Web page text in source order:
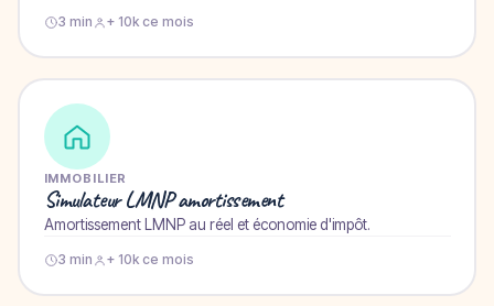
3 min + 10k ce mois
IMMOBILIER
Simulateur LMNP amortissement
Amortissement LMNP au réel et économie d'impôt.
3 min + 10k ce mois